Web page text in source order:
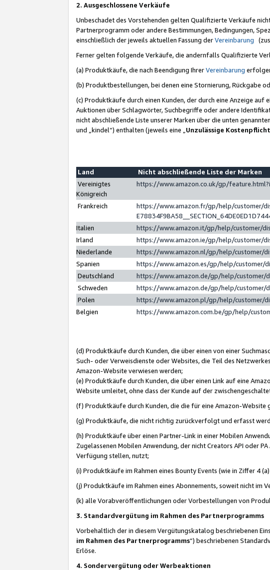
2. Ausgeschlossene Verkäufe
Unbeschadet des Vorstehenden gelten Qualifizierte Verkäufe
Partnerprogramm oder andere Bestimmungen, Bedingungen,
einschließlich der jeweils aktuellen Fassung derVereinbarung
Ferner gelten folgende Verkäufe, die andernfalls Qualifizierte
(a) Produktkäufe, die nach Beendigung IhrerVereinbarung
(b) Produktbestellungen, bei denen eine Stornierung, Rückgabe
(c) Produktkäufe durch einen Kunden, der durch eine Anzeige auf
Auktionen über Schlagwörter, Suchbegriffe oder andere
nicht abschließende Liste unserer Marken über die unten
und „kindel“) enthalten (jeweils eine „ Unzulässige
Land
Nicht abschließende Liste der Marken
Vereinigtes
Königreich
https://www.amazon.co.uk/gp/
Frankreich
https://www.amazon.fr/gp/help/customer/
Italien
https://www.amazon.it/gp/help/customer/
Irland
https://www.amazon.ie/gp/help/customer/
Niederlande
https://www.amazon.nl/gp/help/customer/
Spanien
https://www.amazon.es/gp/help/customer/
Deutschland
https://www.amazon.de/gp/help/customer/
Schweden
https://www.amazon.de/gp/help/customer/
Polen
https://www.amazon.pl/gp/help/customer/
Belgien
https://www.amazon.com.be/gp/help/
(d) Produktkäufe durch Kunden, die über einen von einer
Such- oder Verweisdienste oder Websites, die Teil des
Amazon-Website verwiesen werden;
(e) Produktkäufe durch Kunden, die über einen Link auf eine
Website umleitet, ohne dass der Kunde auf der
(f) Produktkäufe durch Kunden, die die für eine Amazon-Website
(g) Produktkäufe, die nicht richtig zurückverfolgt und erfasst
(h) Produktkäufe über einen Partner-Link in einer Mobilen
Zugelassenen Mobilen Anwendung, der nicht Creators API oder
Verfügung stellen, nutzt;
(i) Produktkäufe im Rahmen eines Bounty Events (wie in Ziffer 4
(j) Produktkäufe im Rahmen eines Abonnements, soweit nicht im
(k) alle Vorabveröffentlichungen oder Vorbestellungen von
3. Standardvergütung im Rahmen des Partnerprogramms
Vorbehaltlich der in diesem Vergütungskatalog beschriebenen
im Rahmen des Partnerprogramms“) beschriebenen
Erlöse.
4. Sondervergütung oder Werbeaktionen